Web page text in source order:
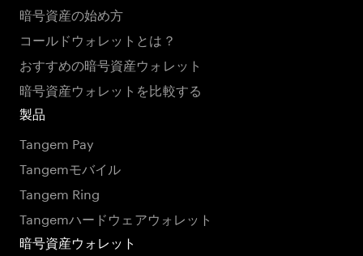
暗号資産の始め方
コールドウォレットとは？
おすすめの暗号資産ウォレット
暗号資産ウォレットを比較する
製品
Tangem Pay
Tangemモバイル
Tangem Ring
Tangemハードウェアウォレット
暗号資産ウォレット